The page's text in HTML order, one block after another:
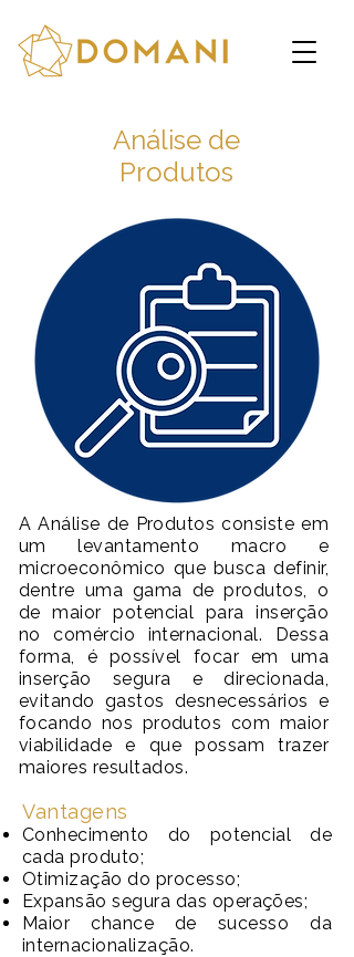
Análise de
Produtos
A Análise de Produtos consiste em
um levantamento macro e
microeconômico que busca definir,
dentre uma gama de produtos, o
de maior potencial para inserção
no comércio internacional. Dessa
forma, é possível focar em uma
inserção segura e direcionada,
evitando gastos desnecessários e
focando nos produtos com maior
viabilidade e que possam trazer
maiores resultados.
Vantagens
Conhecimento do potencial de
cada produto;
Otimização do processo;
Expansão segura das operações;
Maior chance de sucesso da
internacionalização.